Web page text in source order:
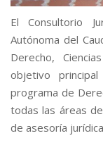
El Consultorio
Autónoma del
Derecho,
objetivo
programa de
todas las áreas
de asesoría